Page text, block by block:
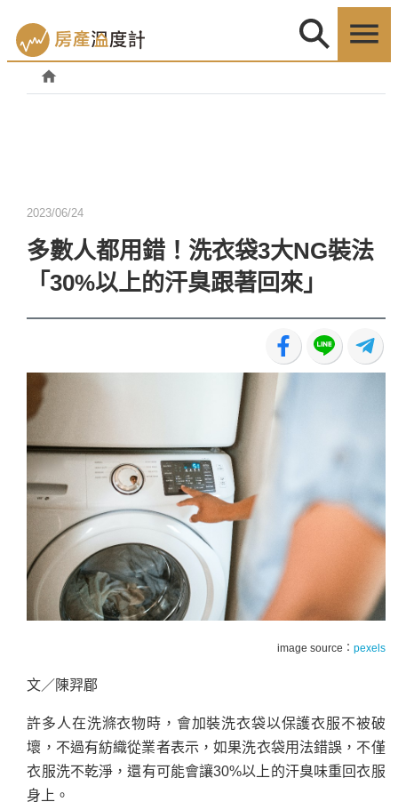
2023/06/24
多數人都用錯！洗衣袋3大NG裝法
「30%以上的汗臭跟著回來」
image source： pexels
文／陳羿郿
許多人在洗滌衣物時，會加裝洗衣袋以保護衣服不被破
壞，不過有紡織從業者表示，如果洗衣袋用法錯誤，不僅
衣服洗不乾淨，還有可能會讓30%以上的汗臭味重回衣服
身上。